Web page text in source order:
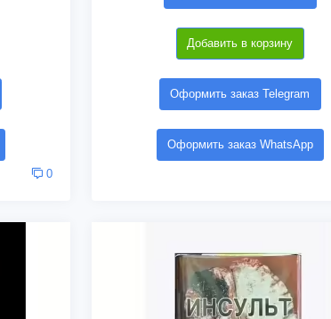
0
Добавить в корзину
Оформить заказ Telegram
Оформить заказ WhatsApp